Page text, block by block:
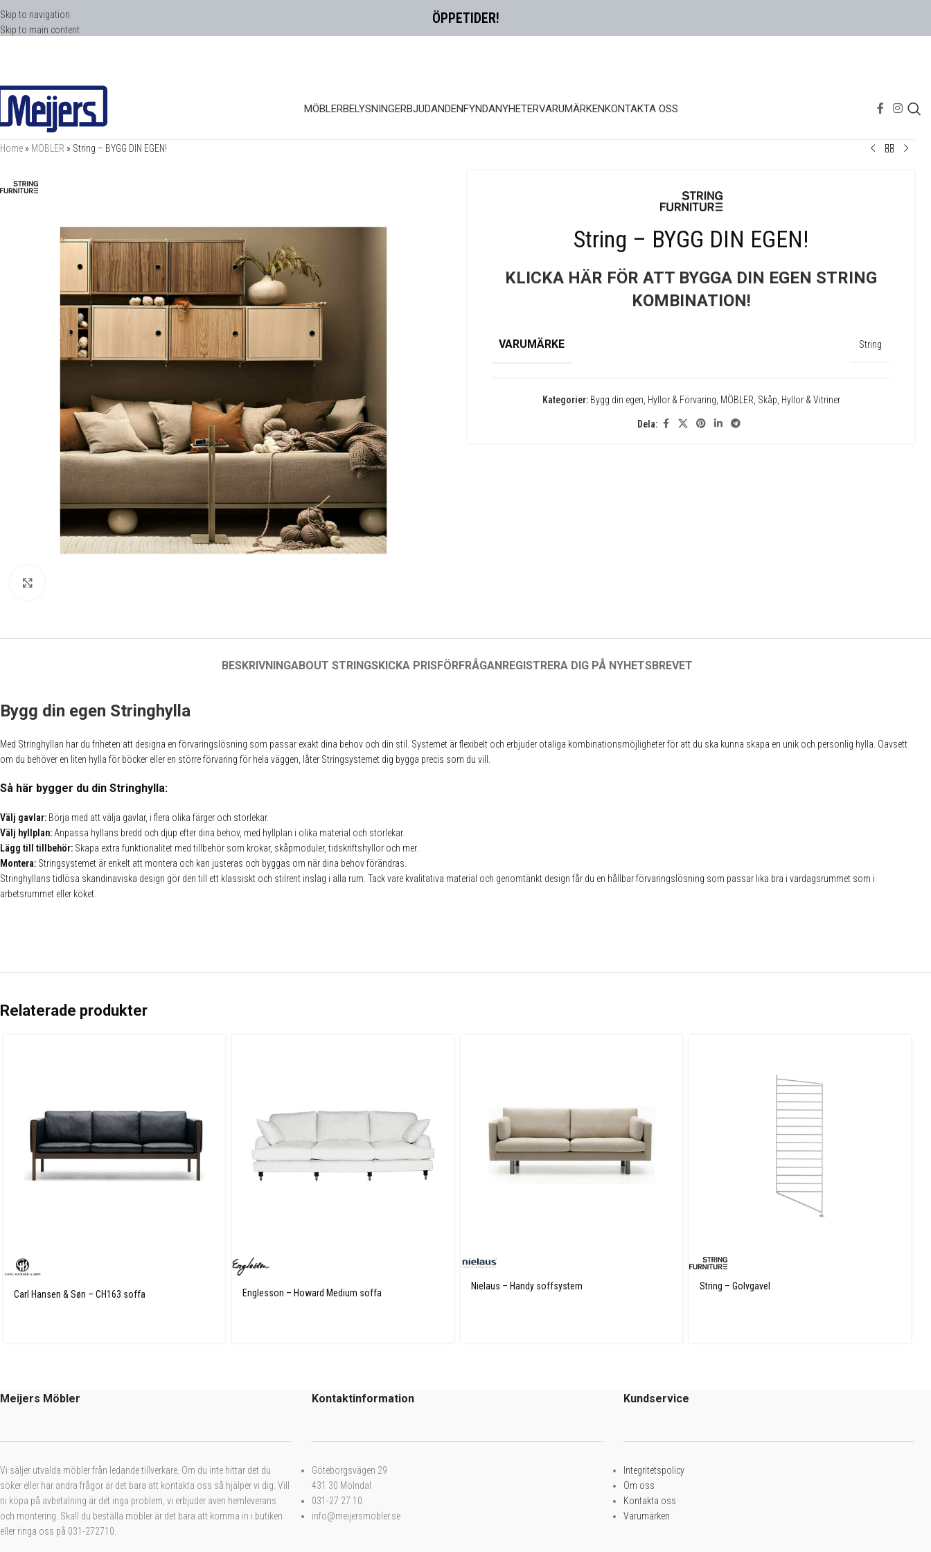
ÖPPETIDER!
Skip to navigation
Skip to main content
MÖBLERBELYSNINGERBJUDANDENFYNDANYHETERVARUMÄRKENKONTAKTA OSS
Home » MÖBLER » String – BYGG DIN EGEN!
String – BYGG DIN EGEN!
KLICKA HÄR FÖR ATT BYGGA DIN EGEN STRING
KOMBINATION!
VARUMÄRKE String
Kategorier: Bygg din egen Hyllor & Förvaring MÖBLER Skåp, Hyllor & Vitriner
Dela:
BESKRIVNINGABOUT STRINGSKICKA PRISFÖRFRÅGANREGISTRERA DIG PÅ NYHETSBREVET
Bygg din egen Stringhylla
Med Stringhyllan har du friheten att designa en förvaringslösning som passar exakt dina behov och din stil. Systemet är flexibelt och erbjuder otaliga kombinationsmöjligheter för att du ska kunna skapa en unik och personlig hylla. Oavsett
om du behöver en liten hylla för böcker eller en större förvaring för hela väggen, låter Stringsystemet dig bygga precis som du vill.
Så här bygger du din Stringhylla:
Välj gavlar: Börja med att välja gavlar, i flera olika färger och storlekar.
Välj hyllplan: Anpassa hyllans bredd och djup efter dina behov, med hyllplan i olika material och storlekar.
Lägg till tillbehör: Skapa extra funktionalitet med tillbehör som krokar, skåpmoduler, tidskriftshyllor och mer.
Montera: Stringsystemet är enkelt att montera och kan justeras och byggas om när dina behov förändras.
Stringhyllans tidlösa skandinaviska design gör den till ett klassiskt och stilrent inslag i alla rum. Tack vare kvalitativa material och genomtänkt design får du en hållbar förvaringslösning som passar lika bra i vardagsrummet som i
arbetsrummet eller köket.
Relaterade produkter
Carl Hansen & Søn – CH163 soffa Englesson – Howard Medium soffa
Nielaus – Handy soffsystem String – Golvgavel
Meijers Möbler
Vi säljer utvalda möbler från ledande tillverkare. Om du inte hittar det du
söker eller har andra frågor är det bara att kontakta oss så hjälper vi dig. Vill
ni köpa på avbetalning är det inga problem, vi erbjuder även hemleverans
och montering. Skall du beställa möbler är det bara att komma in i butiken
eller ringa oss på 031-272710.
Kontaktinformation
Göteborgsvägen 29
431 30 Mölndal
031-27 27 10
info@meijersmobler.se
Kundservice
Integritetspolicy
Om oss
Kontakta oss
Varumärken